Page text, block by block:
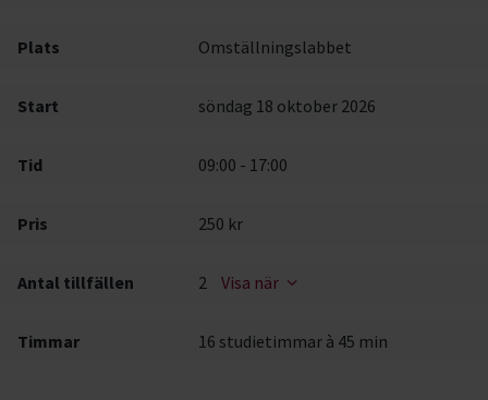
Plats Omställningslabbet
Start söndag 18 oktober 2026
Tid 09:00 - 17:00
Pris 250 kr
Antal tillfällen 2 Visa när
Timmar 16 studietimmar à 45 min